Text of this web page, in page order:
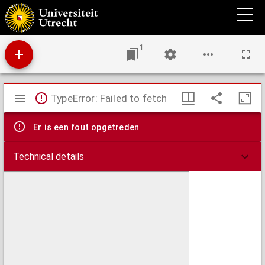
Manifest ende redenen van declaratie van oorloge, tegens den koningh van Sweeden.
1
Mirador
viewer
TypeError: Failed to fetch
Er is een fout opgetreden
Technical details